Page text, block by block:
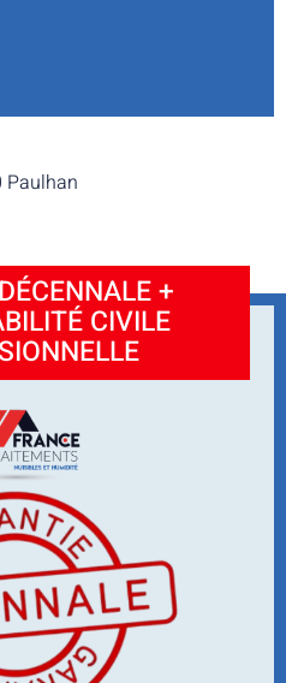
Paulhan
+
CIVILE